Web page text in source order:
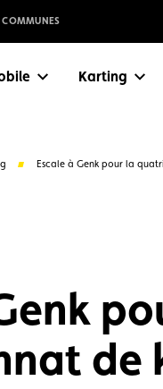
COMMUNES
Karting
Escale à Genk pour la
de